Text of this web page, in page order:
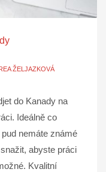
ŽELJAZKOVÁ
do Kanady na
Ideálně co
nemáte známé
abyste práci
Kvalitní